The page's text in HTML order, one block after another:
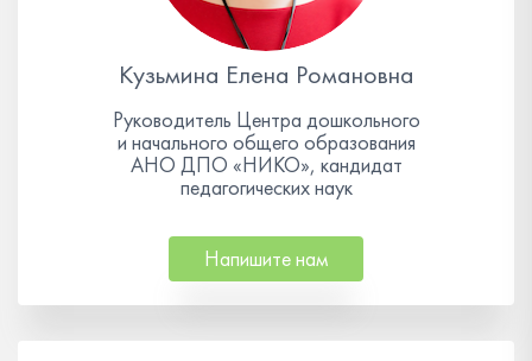
Кузьмина Елена Романовна
Руководитель Центра дошкольного
и начального общего образования
АНО ДПО «НИКО», кандидат
педагогических наук
Напишите нам